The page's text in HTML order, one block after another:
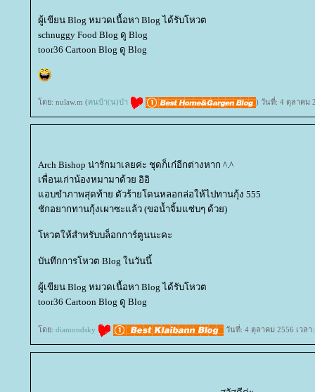
ผู้เขียน Blog หมวดเนื้อหา Blog ได้รับโหวต
schnuggy Food Blog ดู Blog
toor36 Cartoon Blog ดู Blog
ดย: nulaw.m (คนบ้า(น)ป่า ) วันที่: 4 ตุลาคม
Arch Bishop น่ารักมาเลยค่ะ ชุดก็เก๋อีกต่างหาก ^.^
เพื่อนเก่าน้องหมามาด้วย อิอิ
อบขำภาพสุดท้าย ตัวร้ายโดนหลอกล่อให้ไปทานกุ้ง 555
ชักอยากทานกุ้งเผาซะแล้ว (ขอน้ำจิ้มแซ่บๆ ด้วย)
หวตให้สำหรับบล็อกการ์ตูนนะคะ
บันทึกการโหวต Blog ในวันนี้
ผู้เขียน Blog หมวดเนื้อหา Blog ได้รับโหวต
toor36 Cartoon Blog ดู Blog
ดย: diamondsky วันที่: 4 ตุลาคม 2556 เวลา